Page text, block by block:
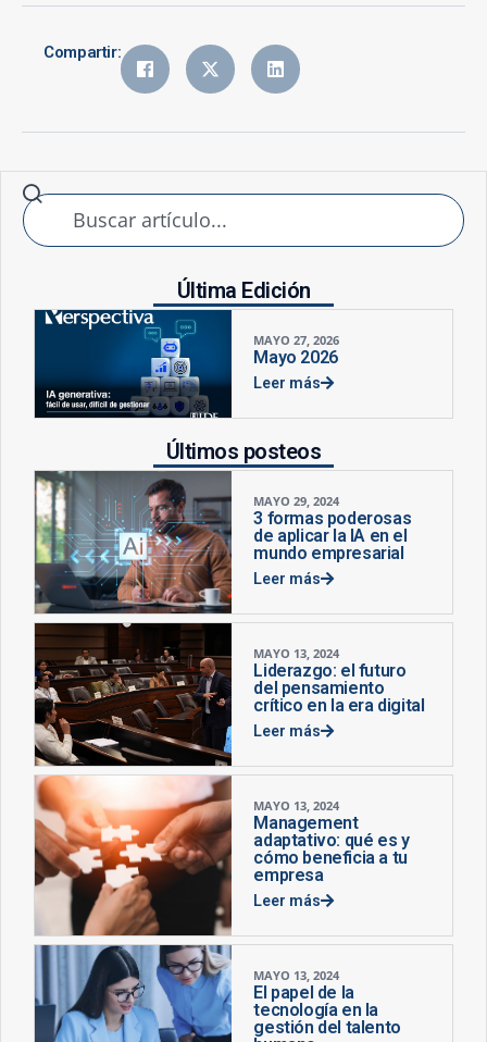
Compartir:
Última Edición
MAYO 27, 2026
Mayo 2026
Leer más
Últimos posteos
MAYO 29, 2024
3 formas poderosas
de aplicar la IA en el
mundo empresarial
Leer más
MAYO 13, 2024
Liderazgo: el futuro
del pensamiento
crítico en la era digital
Leer más
MAYO 13, 2024
Management
adaptativo: qué es y
cómo beneficia a tu
empresa
Leer más
MAYO 13, 2024
El papel de la
tecnología en la
gestión del talento